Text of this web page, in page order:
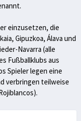
einzusetzen, die
Gipuzkoa, Álava und
Navarra (alle
Fußballklubs aus
Spieler legen eine
verbringen teilweise